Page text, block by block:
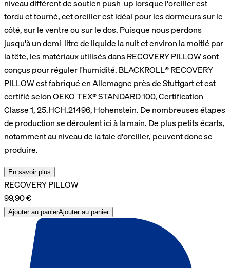
niveau différent de soutien push-up lorsque l'oreiller est
tordu et tourné, cet oreiller est idéal pour les dormeurs sur le
côté, sur le ventre ou sur le dos. Puisque nous perdons
jusqu'à un demi-litre de liquide la nuit et environ la moitié par
la tête, les matériaux utilisés dans RECOVERY PILLOW sont
conçus pour réguler l'humidité. BLACKROLL® RECOVERY
PILLOW est fabriqué en Allemagne près de Stuttgart et est
certifié selon OEKO-TEX® STANDARD 100, Certification
Classe 1, 25.HCH.21496, Hohenstein. De nombreuses étapes
de production se déroulent ici à la main. De plus petits écarts,
notamment au niveau de la taie d'oreiller, peuvent donc se
produire.
En savoir plus
RECOVERY PILLOW
99,90 €
Ajouter au panierAjouter au panier